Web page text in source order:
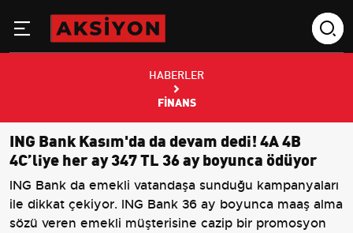
HABERLER
FINANS
ING Bank Kasım'da da devam dedi! 4A 4B
4C’liye her ay 347 TL 36 ay boyunca ödüyor
ING Bank da emekli vatandaşa sunduğu kampanyaları
ile dikkat çekiyor. ING Bank 36 ay boyunca maaş alma
sözü veren emekli müşterisine cazip bir promosyon